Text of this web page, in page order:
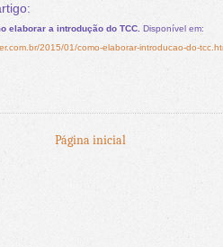
elaborar a introdução do TCC. Disponível em:
2015/01/como-elaborar-introducao-do-
Página inicial